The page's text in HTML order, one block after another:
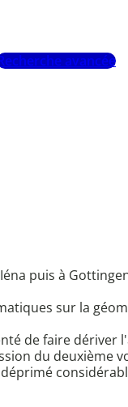
avancée
puis à
sur la
de faire dériver
du deuxième